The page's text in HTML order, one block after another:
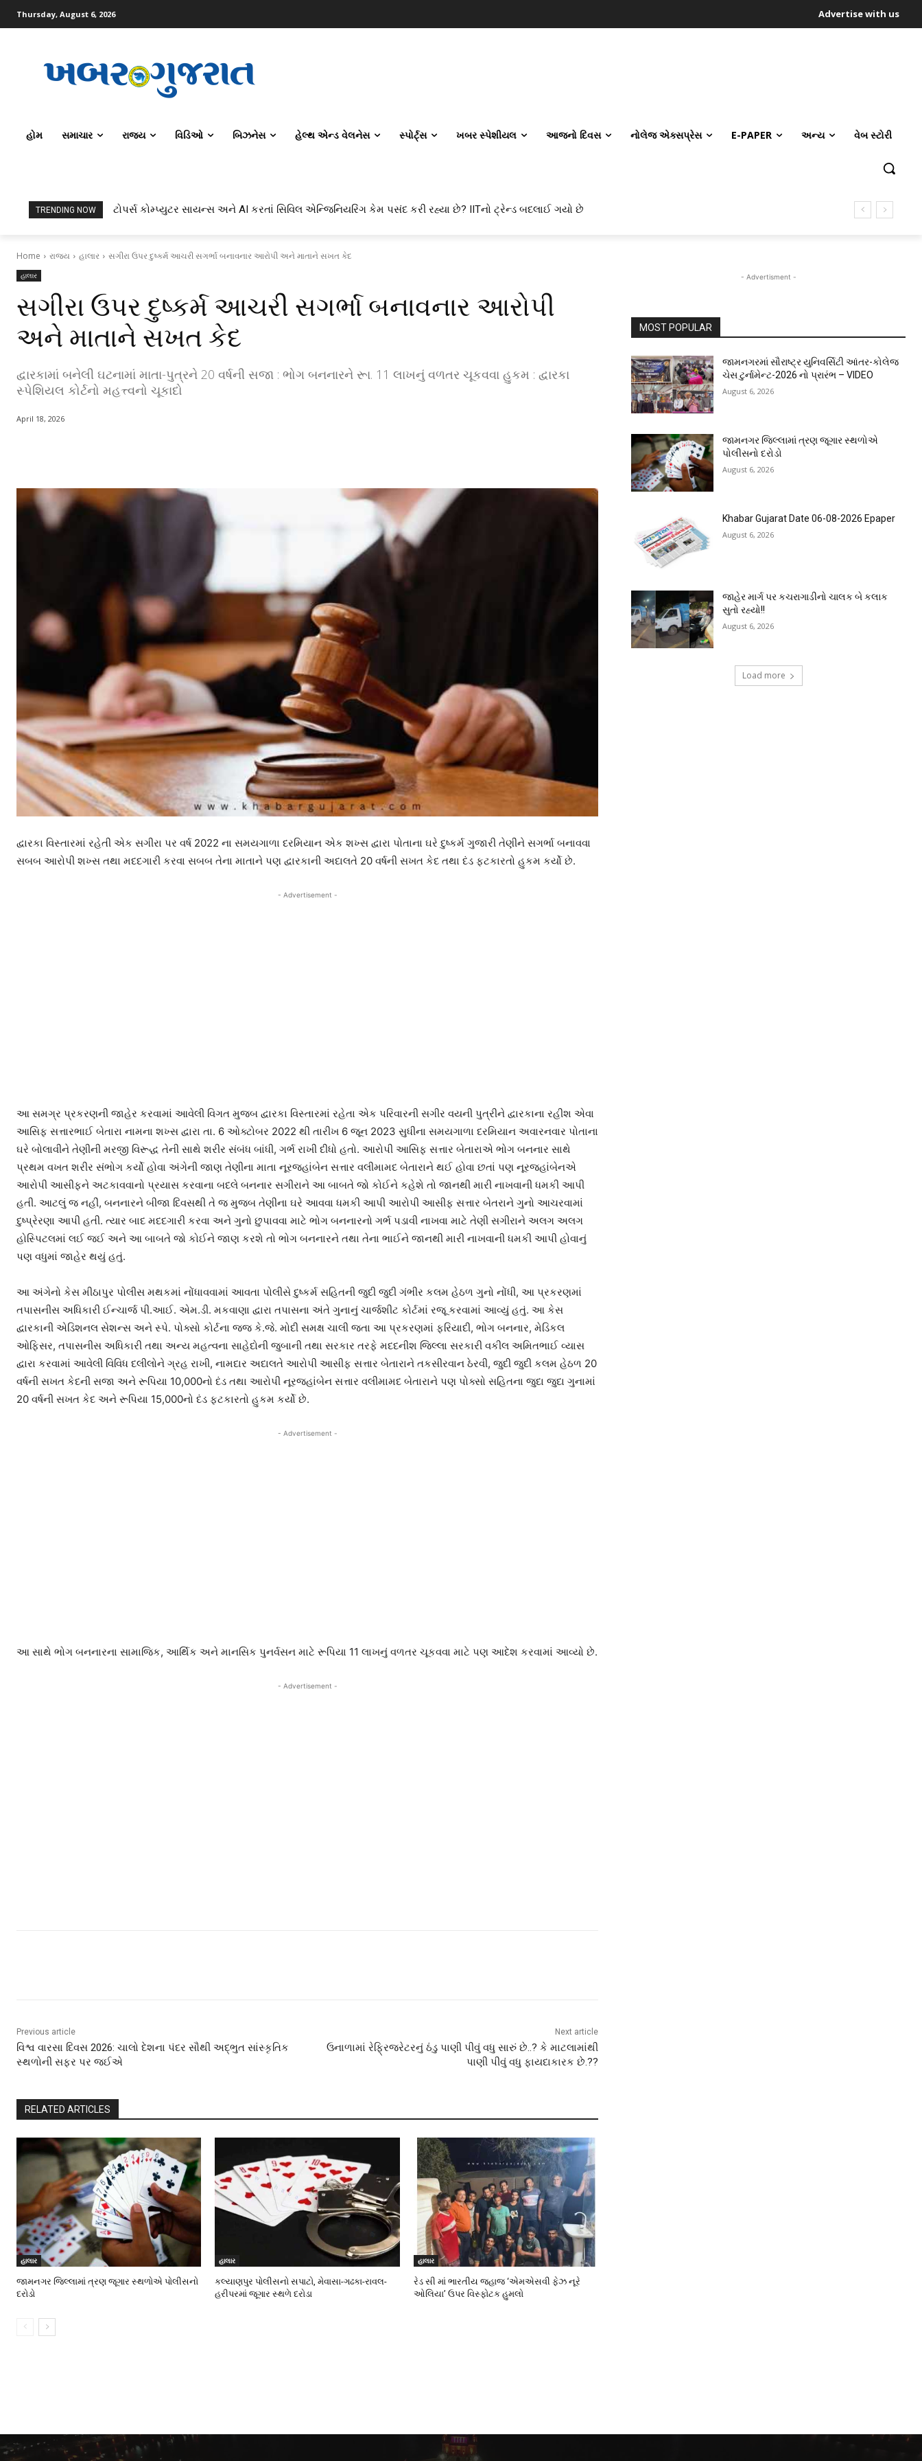
Thursday, August 6, 2026 Advertise with us
હોમ સમાચાર રાજ્ય વિડિઓ બિઝનેસ હેલ્થ એન્ડ વેલનેસ સ્પોર્ટ્સ ખબર સ્પેશીયલ આજનો દિવસ નોલેજ એક્સપ્રેસ E-PAPER અન્ય વેબ સ્ટોરી
TRENDING NOW ટોપર્સ કોમ્પ્યુટર સાયન્સ અને AI કરતાં સિવિલ એન્જિનિયરિંગ કેમ પસંદ કરી રહ્યા છે? IITનો ટ્રેન્ડ બદલાઈ ગયો છે
Home રાજ્ય હાલાર સગીરા ઉપર દુષ્કર્મ આચરી સગર્ભા બનાવનાર આરોપી અને માતાને સખત કેદ
હાલાર
સગીરા ઉપર દુષ્કર્મ આચરી સગર્ભા બનાવનાર આરોપી
અને માતાને સખત કેદ
દ્વારકામાં બનેલી ઘટનામાં માતા-પુત્રને 20 વર્ષની સજા : ભોગ બનનારને રૂા. 11 લાખનું વળતર ચૂકવવા હુકમ : દ્વારકા
સ્પેશિયલ કોર્ટનો મહત્ત્વનો ચૂકાદો
April 18, 2026
દ્વારકા વિસ્તારમાં રહેતી એક સગીરા પર વર્ષ 2022 ના સમયગાળા દરમિયાન એક શખ્સ દ્વારા પોતાના ઘરે દુષ્કર્મ ગુજારી તેણીને સગર્ભા બનાવવા
સબબ આરોપી શખ્સ તથા મદદગારી કરવા સબબ તેના માતાને પણ દ્વારકાની અદાલતે 20 વર્ષની સખત કેદ તથા દંડ ફટકારતો હુકમ કર્યો છે.
- Advertisement -
આ સમગ્ર પ્રકરણની જાહેર કરવામાં આવેલી વિગત મુજબ દ્વારકા વિસ્તારમાં રહેતા એક પરિવારની સગીર વયની પુત્રીને દ્વારકાના રહીશ એવા
આસિફ સત્તારભાઈ બેતારા નામના શખ્સ દ્વારા તા. 6 ઓક્ટોબર 2022 થી તારીખ 6 જૂન 2023 સુધીના સમયગાળા દરમિયાન અવારનવાર પોતાના
ઘરે બોલાવીને તેણીની મરજી વિરૂદ્ધ તેની સાથે શરીર સંબંધ બાંધી, ગર્ભ રાખી દીધો હતો. આરોપી આસિફ સત્તાર બેતારાએ ભોગ બનનાર સાથે
પ્રથમ વખત શરીર સંભોગ કર્યો હોવા અંગેની જાણ તેણીના માતા નૂરજહાંબેન સત્તાર વલીમામદ બેતારાને થઈ હોવા છતાં પણ નૂરજહાંબેનએ
આરોપી આસીફને અટકાવવાનો પ્રયાસ કરવાના બદલે બનનાર સગીરાને આ બાબતે જો કોઈને કહેશે તો જાનથી મારી નાખવાની ધમકી આપી
હતી. આટલું જ નહીં, બનનારને બીજા દિવસથી તે જ મુજબ તેણીના ઘરે આવવા ધમકી આપી આરોપી આસીફ સત્તાર બેતરાને ગુનો આચરવામાં
દુષ્પ્રેરણા આપી હતી. ત્યાર બાદ મદદગારી કરવા અને ગુનો છુપાવવા માટે ભોગ બનનારનો ગર્ભ પડાવી નાખવા માટે તેણી સગીરાને અલગ અલગ
હોસ્પિટલમાં લઈ જઈ અને આ બાબતે જો કોઈને જાણ કરશે તો ભોગ બનનારને તથા તેના ભાઈને જાનથી મારી નાખવાની ધમકી આપી હોવાનું
પણ વધુમાં જાહેર થયું હતું.
આ અંગેનો કેસ મીઠાપુર પોલીસ મથકમાં નોંધાવવામાં આવતા પોલીસે દુષ્કર્મ સહિતની જુદી જુદી ગંભીર કલમ હેઠળ ગુનો નોંધી, આ પ્રકરણમાં
તપાસનીસ અધિકારી ઈન્ચાર્જ પી.આઈ. એમ.ડી. મકવાણા દ્વારા તપાસના અંતે ગુનાનું ચાર્જશીટ કોર્ટમાં રજૂ કરવામાં આવ્યું હતું. આ કેસ
દ્વારકાની એડિશનલ સેશન્સ અને સ્પે. પોક્સો કોર્ટના જજ કે.જે. મોદી સમક્ષ ચાલી જતા આ પ્રકરણમાં ફરિયાદી, ભોગ બનનાર, મેડિકલ
ઓફિસર, તપાસનીસ અધિકારી તથા અન્ય મહત્વના સાહેદોની જુબાની તથા સરકાર તરફે મદદનીશ જિલ્લા સરકારી વકીલ અમિતભાઈ વ્યાસ
દ્વારા કરવામાં આવેલી વિવિધ દલીલોને ગ્રહ રાખી, નામદાર અદાલતે આરોપી આસીફ સત્તાર બેતારાને તકસીરવાન ઠેરવી, જુદી જુદી કલમ હેઠળ 20
વર્ષની સખત કેદની સજા અને રૂપિયા 10,000નો દંડ તથા આરોપી નૂરજહાંબેન સત્તાર વલીમામદ બેતારાને પણ પોક્સો સહિતના જુદા જુદા ગુનામાં
20 વર્ષની સખત કેદ અને રૂપિયા 15,000નો દંડ ફટકારતો હુકમ કર્યો છે.
- Advertisement -
આ સાથે ભોગ બનનારના સામાજિક, આર્થિક અને માનસિક પુનર્વસન માટે રૂપિયા 11 લાખનું વળતર ચૂકવવા માટે પણ આદેશ કરવામાં આવ્યો છે.
- Advertisement -
Previous article
વિશ્વ વારસા દિવસ 2026: ચાલો દેશના પંદર સૌથી અદ્ભુત સાંસ્કૃતિક
સ્થળોની સફર પર જઈએ
Next article
ઉનાળામાં રેફ્રિજરેટરનું ઠંડુ પાણી પીવું વધુ સારું છે..? કે માટલામાંથી
પાણી પીવું વધુ ફાયદાકારક છે.??
RELATED ARTICLES
હાલાર
જામનગર જિલ્લામાં ત્રણ જૂગાર સ્થળોએ પોલીસનો
દરોડો
હાલાર
કલ્યાણપુર પોલીસનો સપાટો, મેવાસા-ગઢકા-રાવલ-
હરીપરમાં જૂગાર સ્થળે દરોડા
હાલાર
રેડ સી માં ભારતીય જહાજ ‘એમએસવી ફેઝ નૂરે
ઓલિયા’ ઉપર વિસ્ફોટક હુમલો
- Advertisment -
MOST POPULAR
જામનગરમાં સૌરાષ્ટ્ર યુનિવર્સિટી આંતર-કોલેજ
ચેસ ટુર્નામેન્ટ-2026 નો પ્રારંભ – VIDEO
August 6, 2026
જામનગર જિલ્લામાં ત્રણ જૂગાર સ્થળોએ
પોલીસનો દરોડો
August 6, 2026
Khabar Gujarat Date 06-08-2026 Epaper
August 6, 2026
જાહેર માર્ગ પર કચરાગાડીનો ચાલક બે કલાક
સુતો રહ્યો!!
August 6, 2026
Load more